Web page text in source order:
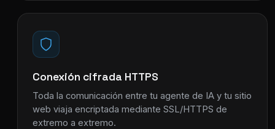
Conexión cifrada HTTPS
Toda la comunicación entre tu agente de IA y tu sitio
web viaja encriptada mediante SSL/HTTPS de
extremo a extremo.